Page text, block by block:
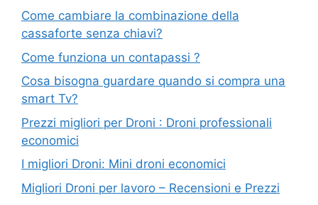
Come cambiare la combinazione della
cassaforte senza chiavi?
Come funziona un contapassi ?
Cosa bisogna guardare quando si compra una
smart Tv?
Prezzi migliori per Droni : Droni professionali
economici
I migliori Droni: Mini droni economici
Migliori Droni per lavoro – Recensioni e Prezzi